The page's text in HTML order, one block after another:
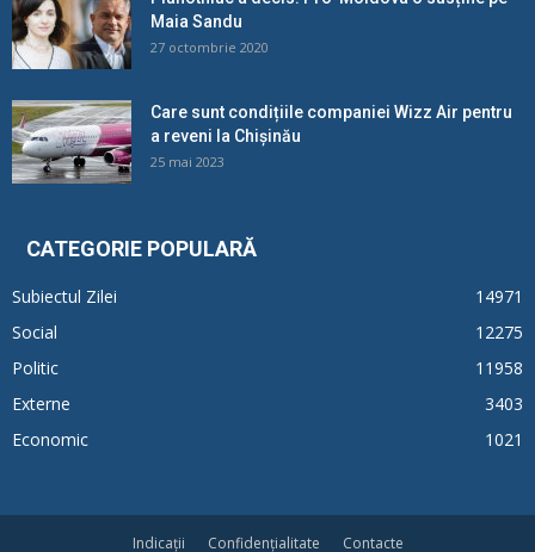
Maia Sandu
27 octombrie 2020
Care sunt condițiile companiei Wizz Air pentru
a reveni la Chișinău
25 mai 2023
CATEGORIE POPULARĂ
Subiectul Zilei
14971
Social
12275
Politic
11958
Externe
3403
Economic
1021
Indicații Confidențialitate Contacte